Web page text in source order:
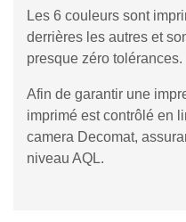
Les 6 couleurs sont
derrières les autres et
presque zéro tolérances.
Afin de garantir une
imprimé est contrôlé en
camera Decomat,
niveau AQL.